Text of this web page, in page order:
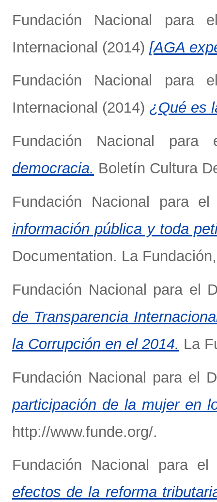
Fundación Nacional para
Internacional (2014) [AGA
Fundación Nacional para
Internacional (2014) ¿Qué es
Fundación Nacional para
democracia. Boletín Cultura
Fundación Nacional para el
información pública y toda
Documentation. La
Fundación Nacional para el
de Transparencia
la Corrupción en el 2014. La
Fundación Nacional para el
participación de la mujer en
http://www.funde.org/.
Fundación Nacional para el
efectos de la reforma